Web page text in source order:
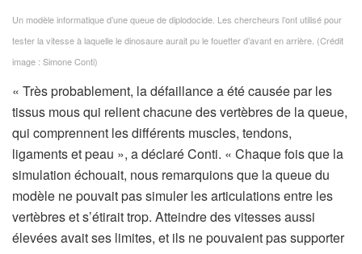
Un modèle informatique d’une queue de diplodocide. Les chercheurs l’ont utilisé pour
tester la vitesse à laquelle le dinosaure aurait pu le fouetter d’avant en arrière. (Crédit
image : Simone Conti)
« Très probablement, la défaillance a été causée par les
tissus mous qui relient chacune des vertèbres de la queue,
qui comprennent les différents muscles, tendons,
ligaments et peau », a déclaré Conti. « Chaque fois que la
simulation échouait, nous remarquions que la queue du
modèle ne pouvait pas simuler les articulations entre les
vertèbres et s’étirait trop. Atteindre des vitesses aussi
élevées avait ses limites, et ils ne pouvaient pas supporter